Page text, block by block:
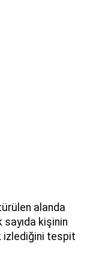
alanda
kişinin
izlediğini tespit